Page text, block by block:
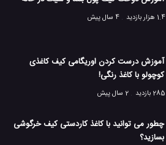
1.4 هزار بازدید 4 سال پیش
آموزش درست کردن اوریگامی کیف کاغذی
کوچولو با کاغذ رنگی!
285 بازدید
2 سال پیش
چطور می توانید با کاغذ کاردستی کیف خرگوشی
بسازید؟